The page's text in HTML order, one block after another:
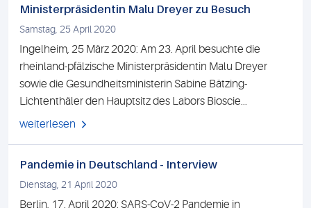
Ministerpräsidentin Malu Dreyer zu Besuch
Samstag, 25 April 2020
Ingelheim, 25 März 2020: Am 23. April besuchte die
rheinland-pfälzische Ministerpräsidentin Malu Dreyer
sowie die Gesundheitsministerin Sabine Bätzing-
Lichtenthäler den Hauptsitz des Labors Bioscie...
weiterlesen
Pandemie in Deutschland - Interview
Dienstag, 21 April 2020
Berlin, 17. April 2020: SARS-CoV-2 Pandemie in